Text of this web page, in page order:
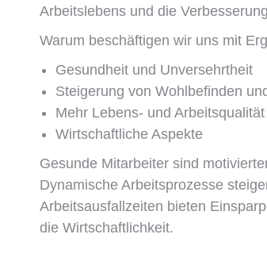
Arbeitslebens und die
Warum beschäftigen wir uns mit
Gesundheit und Unversehrtheit
Steigerung von Wohlbefinden
Mehr Lebens- und Arbeitsqualität
Wirtschaftliche Aspekte
Gesunde Mitarbeiter sind
Dynamische Arbeitsprozesse
Arbeitsausfallzeiten bieten
die Wirtschaftlichkeit.